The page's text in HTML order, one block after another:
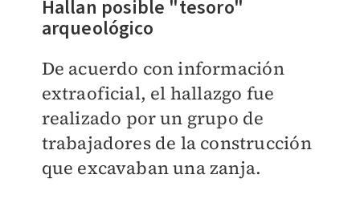
Hallan posible "tesoro"
arqueológico
De acuerdo con información
extraoficial, el hallazgo fue
realizado por un grupo de
trabajadores de la construcción
que excavaban una zanja.